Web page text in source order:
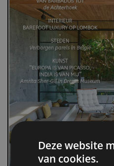
Deze website
van cookies.